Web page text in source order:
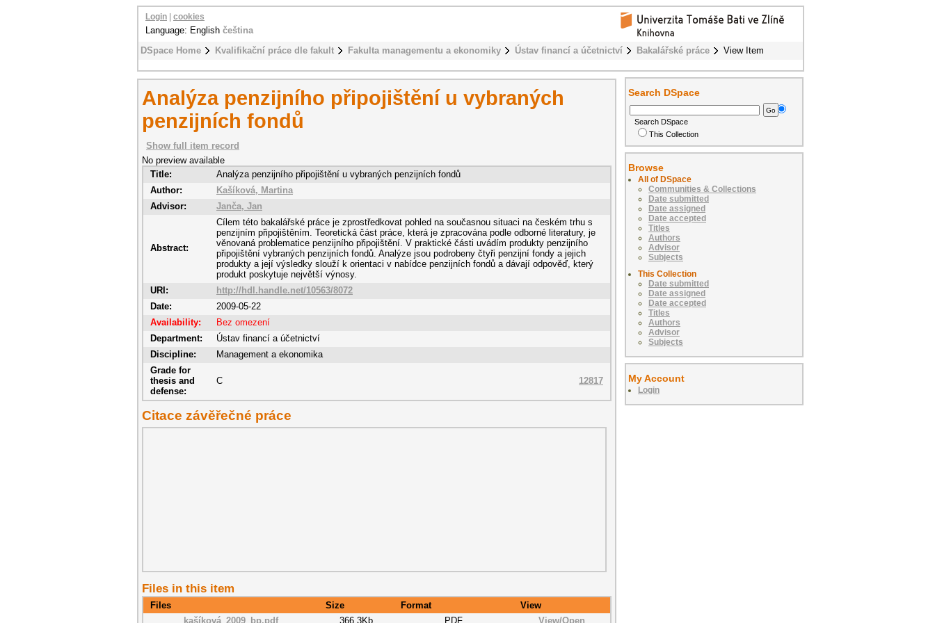
DSpace Home Kvalifikační práce dle fakult Fakulta managementu a ekonomiky Ústav financí a účetnictví Bakalářské práce View Item
Login cookies
Language: English čeština
Analýza penzijního připojištění u vybraných
penzijních fondů
Show full item record
No preview available
Title:
Analýza penzijního připojištění u vybraných penzijních fondů
Author:
Kašíková, Martina
Advisor:
Janča, Jan
Abstract:
Cílem této bakalářské práce je zprostředkovat pohled na současnou situaci na českém trhu s
penzijním připojištěním. Teoretická část práce, která je zpracována podle odborné literatury, je
věnovaná problematice penzijního připojištění. V praktické části uvádím produkty penzijního
připojištění vybraných penzijních fondů. Analýze jsou podrobeny čtyři penzijní fondy a jejich
produkty a její výsledky slouží k orientaci v nabídce penzijních fondů a dávají odpověď, který
produkt poskytuje největší výnosy.
URI:
http://hdl.handle.net/10563/8072
Date:
2009-05-22
Availability:
Bez omezení
Department:
Ústav financí a účetnictví
Discipline:
Management a ekonomika
Grade for
thesis and
defense:
C 12817
Citace závěřečné práce
Files in this item
Files Size Format
View
kašíková_2009_bp.pdf
366.3Kb PDF View/Open
Search DSpace
Search DSpace
This Collection
Browse
All of DSpace
Communities & Collections
Date submitted
Date assigned
Date accepted
Titles
Authors
Advisor
Subjects
This Collection
Date submitted
Date assigned
Date accepted
Titles
Authors
Advisor
Subjects
My Account
Login